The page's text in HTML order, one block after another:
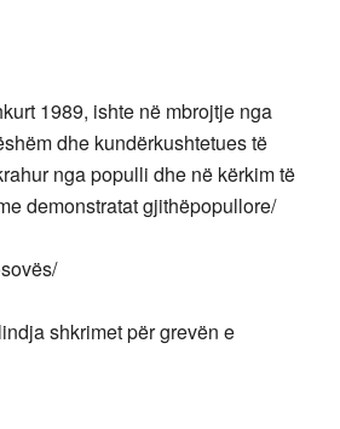
1989, ishte në mbrojtje nga
dhe kundërkushtetues të
nga populli dhe në kërkim të
demonstratat gjithëpopullore/
shkrimet për grevën e